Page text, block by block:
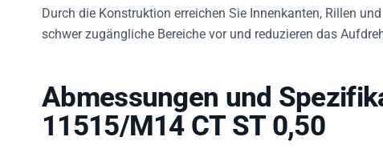
Durch die Konstruktion erreichen Sie Innenkanten, Rillen
schwer zugängliche Bereiche vor und reduzieren das
Abmessungen und
11515/M14 CT ST 0,50